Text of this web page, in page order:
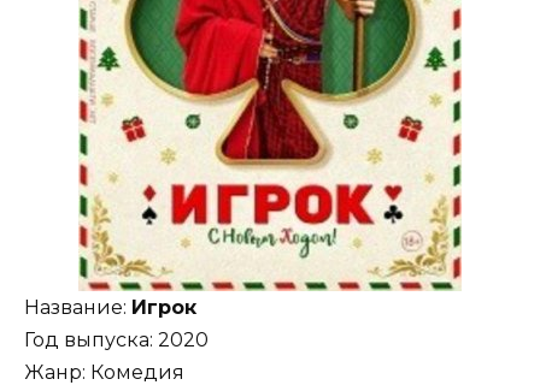
Название: Игрок
Год выпуска: 2020
Жанр: Комедия